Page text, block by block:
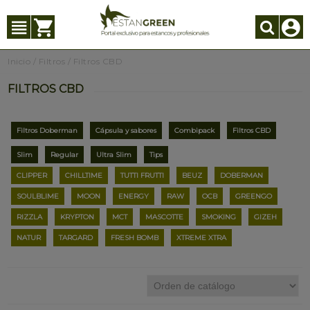
Inicio Filtros Filtros CBD
FILTROS CBD
Filtros Doberman Cápsula y sabores Combipack Filtros CBD
Slim Regular Ultra Slim Tips
CLIPPER CHILLTIME TUTTI FRUTTI BEUZ DOBERMAN
SOULBLIME MOON ENERGY RAW OCB GREENGO
RIZZLA KRYPTON MCT MASCOTTE SMOKING GIZEH
NATUR TARGARD FRESH BOMB XTREME XTRA